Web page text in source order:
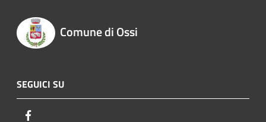
Comune di Ossi
SEGUICI SU